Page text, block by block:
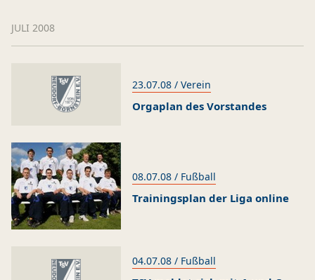
JULI 2008
23.07.08 / Verein
Orgaplan des Vorstandes
08.07.08 / Fußball
Trainingsplan der Liga online
04.07.08 / Fußball